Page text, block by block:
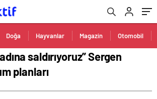
Doğa Hayvanlar Magazin Otomobil
saldırıyoruz” Sergen
planları